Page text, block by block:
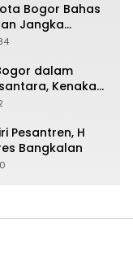
Bogor Bahas
Jangka
dalam
Kenakan
Simbol
Pesantren, H
Bangkalan